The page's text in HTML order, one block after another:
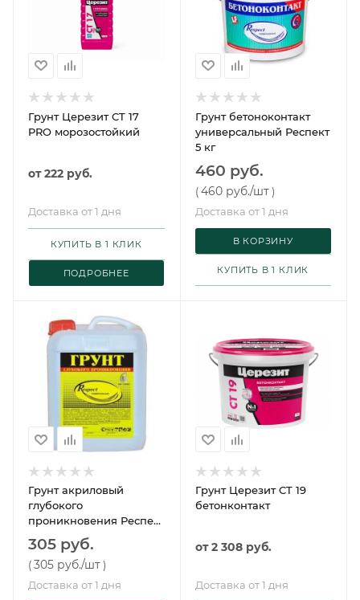
Грунт Церезит CT 17
PRO морозостойкий
от222 руб.
Доставка от 1 дня
ПОДРОБНЕЕ
КУПИТЬ В 1 КЛИК
Грунт бетоноконтакт
универсальный Респект
5 кг
460 руб.
(460 руб./шт )
Доставка от 1 дня
В КОРЗИНУ
КУПИТЬ В 1 КЛИК
Грунт акриловый
глубокого
проникновения Респект
305 руб.
(305 руб./шт)
Доставка от 1 дня
Грунт Церезит CT 19
бетонконтакт
от2 308 руб.
Доставка от 1 дня